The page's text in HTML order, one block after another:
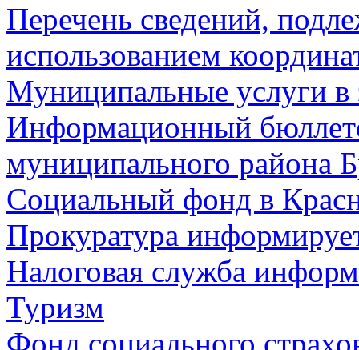
Перечень сведений,
использованием
Муниципальные услуги в
Информационный
муниципального района
Социальный фонд в
Прокуратура
Налоговая служба
Туризм
Фонд социального